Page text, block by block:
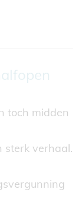
toch midden
sterk verhaal.